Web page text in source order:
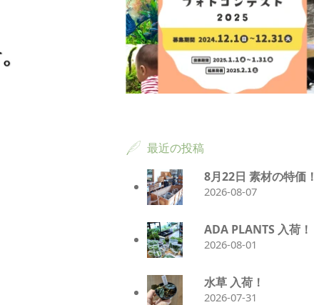
最近の投稿
8月22日 素材の特価！
2026-08-07
ADA PLANTS 入荷！
2026-08-01
水草 入荷！
2026-07-31